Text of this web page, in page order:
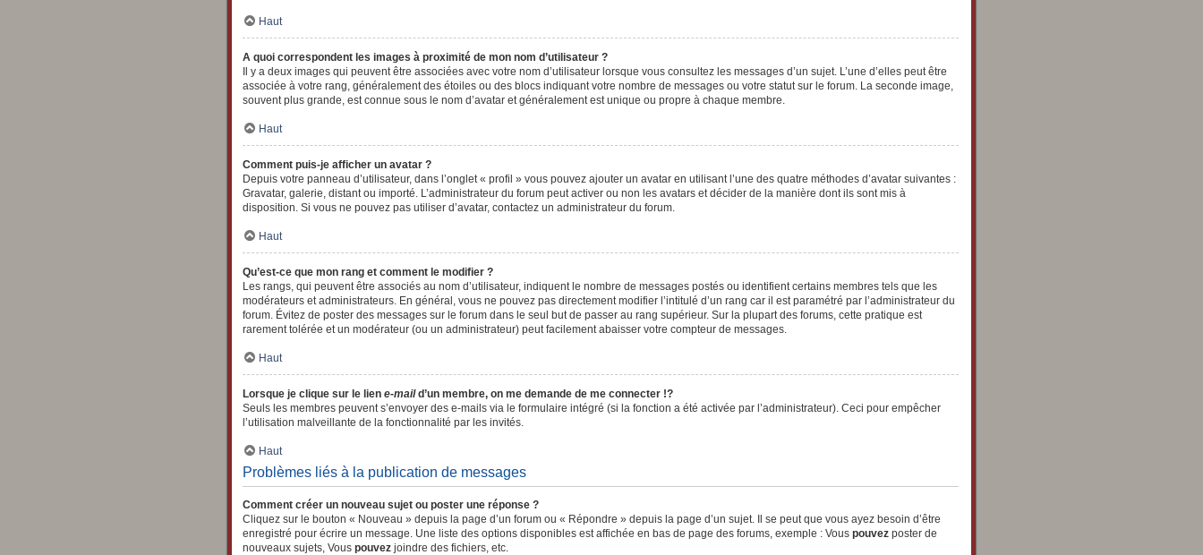
Haut
A quoi correspondent les images à proximité de mon nom d’utilisateur ?
Il y a deux images qui peuvent être associées avec votre nom d’utilisateur lorsque vous consultez les messages d’un sujet. L’une d’elles peut être
associée à votre rang, généralement des étoiles ou des blocs indiquant votre nombre de messages ou votre statut sur le forum. La seconde image,
souvent plus grande, est connue sous le nom d’avatar et généralement est unique ou propre à chaque membre.
Haut
Comment puis-je afficher un avatar ?
Depuis votre panneau d’utilisateur, dans l’onglet « profil » vous pouvez ajouter un avatar en utilisant l’une des quatre méthodes d’avatar suivantes :
Gravatar, galerie, distant ou importé. L’administrateur du forum peut activer ou non les avatars et décider de la manière dont ils sont mis à
disposition. Si vous ne pouvez pas utiliser d’avatar, contactez un administrateur du forum.
Haut
Qu’est-ce que mon rang et comment le modifier ?
Les rangs, qui peuvent être associés au nom d’utilisateur, indiquent le nombre de messages postés ou identifient certains membres tels que les
modérateurs et administrateurs. En général, vous ne pouvez pas directement modifier l’intitulé d’un rang car il est paramétré par l’administrateur du
forum. Évitez de poster des messages sur le forum dans le seul but de passer au rang supérieur. Sur la plupart des forums, cette pratique est
rarement tolérée et un modérateur (ou un administrateur) peut facilement abaisser votre compteur de messages.
Haut
Lorsque je clique sur le lien e-maild’un membre, on me demande de me connecter !?
Seuls les membres peuvent s’envoyer des e-mails via le formulaire intégré (si la fonction a été activée par l’administrateur). Ceci pour empêcher
l’utilisation malveillante de la fonctionnalité par les invités.
Haut
Problèmes liés à la publication de messages
Comment créer un nouveau sujet ou poster une réponse ?
Cliquez sur le bouton « Nouveau » depuis la page d’un forum ou « Répondre » depuis la page d’un sujet. Il se peut que vous ayez besoin d’être
enregistré pour écrire un message. Une liste des options disponibles est affichée en bas de page des forums, exemple : Vous pouvez poster de
nouveaux sujets, Vous pouvez joindre des fichiers, etc.